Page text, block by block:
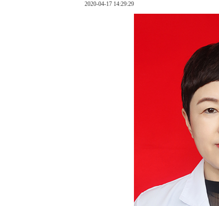
2020-04-17 14:29:29